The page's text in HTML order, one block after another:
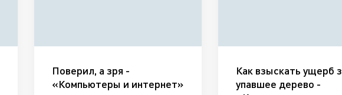
Поверил, а зря -
«Компьютеры и интернет»
Как взыскать ущерб
упавшее дерево -